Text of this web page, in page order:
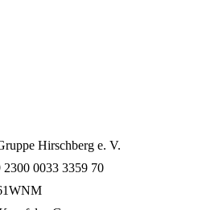
Hirschberg e. V.
0033 3359 70